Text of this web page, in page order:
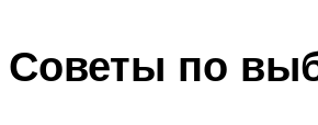
Советы по